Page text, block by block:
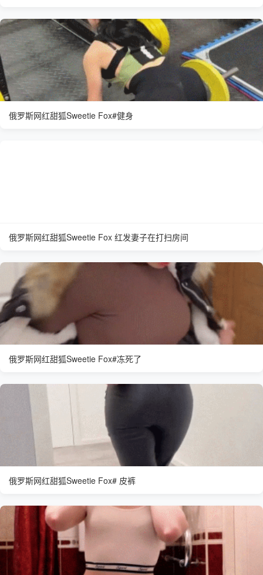
俄罗斯网红甜狐Sweetie Fox#健身
俄罗斯网红甜狐Sweetie Fox 红发妻子在打扫房间
俄罗斯网红甜狐Sweetie Fox#冻死了
俄罗斯网红甜狐Sweetie Fox# 皮裤